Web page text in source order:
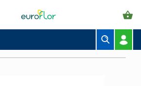
КАТАЛОГ
ГОРШКИ И КАШПО